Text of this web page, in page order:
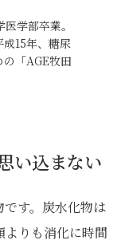
学部卒業。
15年、糖尿
「AGE牧田
い込まない
す。炭水化物は
りも消化に時間